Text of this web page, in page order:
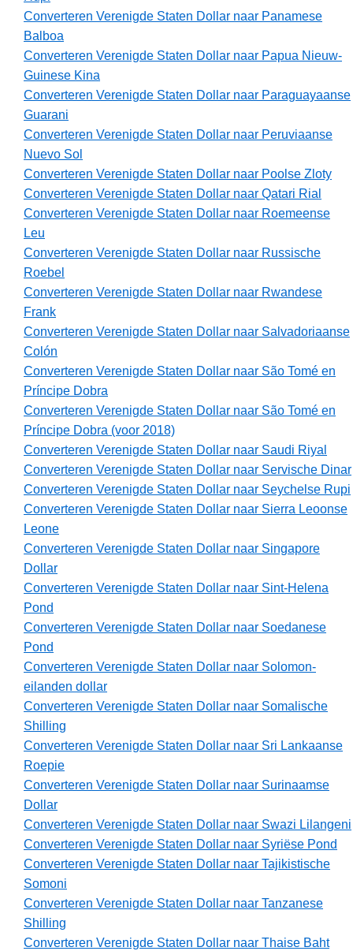
Converteren Verenigde Staten Dollar naar Panamese
Balboa
Converteren Verenigde Staten Dollar naar Papua Nieuw-
Guinese Kina
Converteren Verenigde Staten Dollar naar Paraguayaanse
Guarani
Converteren Verenigde Staten Dollar naar Peruviaanse
Nuevo Sol
Converteren Verenigde Staten Dollar naar Poolse Zloty
Converteren Verenigde Staten Dollar naar Qatari Rial
Converteren Verenigde Staten Dollar naar Roemeense
Leu
Converteren Verenigde Staten Dollar naar Russische
Roebel
Converteren Verenigde Staten Dollar naar Rwandese
Frank
Converteren Verenigde Staten Dollar naar Salvadoriaanse
Colón
Converteren Verenigde Staten Dollar naar São Tomé en
Príncipe Dobra
Converteren Verenigde Staten Dollar naar São Tomé en
Príncipe Dobra (voor 2018)
Converteren Verenigde Staten Dollar naar Saudi Riyal
Converteren Verenigde Staten Dollar naar Servische Dinar
Converteren Verenigde Staten Dollar naar Seychelse Rupi
Converteren Verenigde Staten Dollar naar Sierra Leoonse
Leone
Converteren Verenigde Staten Dollar naar Singapore
Dollar
Converteren Verenigde Staten Dollar naar Sint-Helena
Pond
Converteren Verenigde Staten Dollar naar Soedanese
Pond
Converteren Verenigde Staten Dollar naar Solomon-
eilanden dollar
Converteren Verenigde Staten Dollar naar Somalische
Shilling
Converteren Verenigde Staten Dollar naar Sri Lankaanse
Roepie
Converteren Verenigde Staten Dollar naar Surinaamse
Dollar
Converteren Verenigde Staten Dollar naar Swazi Lilangeni
Converteren Verenigde Staten Dollar naar Syriëse Pond
Converteren Verenigde Staten Dollar naar Tajikistische
Somoni
Converteren Verenigde Staten Dollar naar Tanzanese
Shilling
Converteren Verenigde Staten Dollar naar Thaise Baht